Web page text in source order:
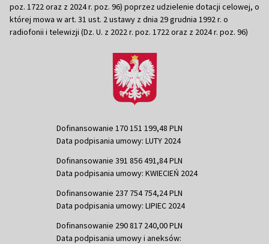
poz. 1722 oraz z 2024 r. poz. 96) poprzez udzielenie dotacji celowej, o
której mowa w art. 31 ust. 2 ustawy z dnia 29 grudnia 1992 r. o
radiofonii i telewizji (Dz. U. z 2022 r. poz. 1722 oraz z 2024 r. poz. 96)
Dofinansowanie 170 151 199,48 PLN
Data podpisania umowy: LUTY 2024
Dofinansowanie 391 856 491,84 PLN
Data podpisania umowy: KWIECIEŃ 2024
Dofinansowanie 237 754 754,24 PLN
Data podpisania umowy: LIPIEC 2024
Dofinansowanie 290 817 240,00 PLN
Data podpisania umowy i aneksów: